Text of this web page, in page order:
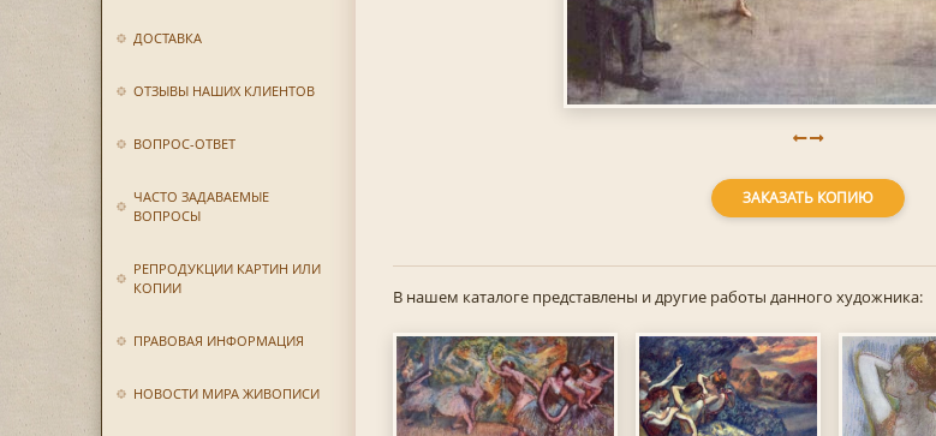
ДОСТАВКА
ОТЗЫВЫ НАШИХ КЛИЕНТОВ
ВОПРОС-ОТВЕТ
ЧАСТО ЗАДАВАЕМЫЕ
ВОПРОСЫ
РЕПРОДУКЦИИ КАРТИН ИЛИ
КОПИИ
ПРАВОВАЯ ИНФОРМАЦИЯ
НОВОСТИ МИРА ЖИВОПИСИ
ЗАКАЗАТЬ КОПИЮ
В нашем каталоге представлены и другие работы данного художника: